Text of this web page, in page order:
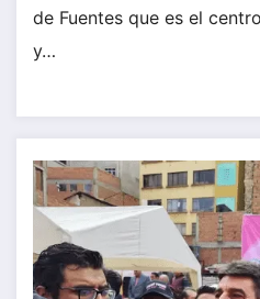
de Fuentes que es el
y…